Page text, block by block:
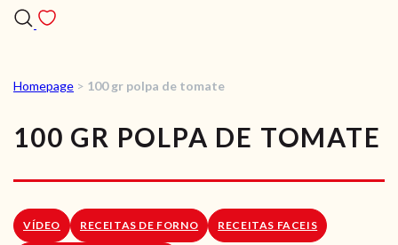
RECEITAS
VÍDEOS
RECEITAS VEGGIE
SOBRE NÓS
Homepage > 100 gr polpa de tomate
100 GR POLPA DE TOMATE
VÍDEO RECEITAS DE FORNO RECEITAS FACEIS